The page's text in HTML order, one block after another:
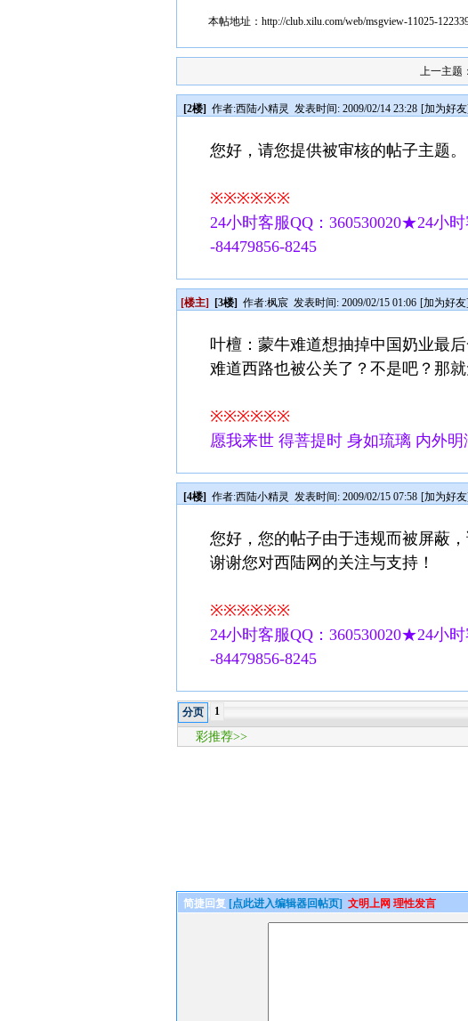
本帖地址： http://club.xilu.com/web/msgview-11025-
上一主题
[2楼] 作者:西陆小精灵 发表时间: 2009/02/14 23:28 [加为好友
您好，请您提供被审核的帖子主题。
※※※※※※
24小时客服QQ：360530020★24小
-84479856-8245
[楼主] [3楼] 作者:枫宸 发表时间: 2009/02/15 01:06 [加为好友
叶檀：蒙牛难道想抽掉中国奶业最
难道西路也被公关了？不是吧？那
※※※※※※
愿我来世 得菩提时 身如琉璃 内外明
[4楼] 作者:西陆小精灵 发表时间: 2009/02/15 07:58 [加为好友
您好，您的帖子由于违规而被屏蔽，
谢谢您对西陆网的关注与支持！
※※※※※※
24小时客服QQ：360530020★24小
-84479856-8245
分页 1
彩推荐>>
简捷回复 [点此进入编辑器回帖页] 文明上网 理性发言